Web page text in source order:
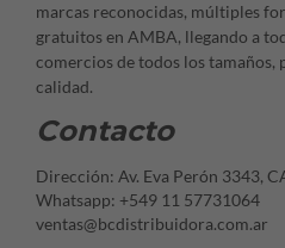
marcas reconocidas, múltiples
gratuitos en AMBA, llegando a
comercios de todos los tamaños,
calidad.
Contacto
Dirección: Av. Eva Perón 3343,
Whatsapp: +549 11 57731064
ventas@bcdistribuidora.com.ar